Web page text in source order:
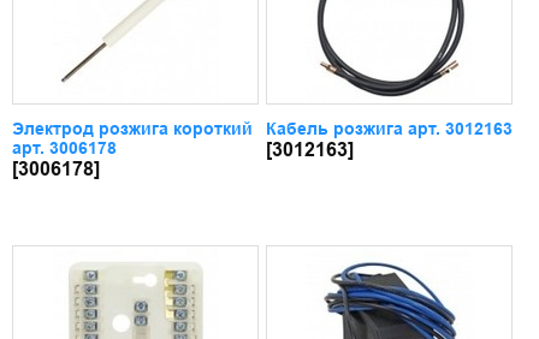
Электрод розжига короткий
арт. 3006178
[3006178]
Кабель розжига арт. 3012163
[3012163]